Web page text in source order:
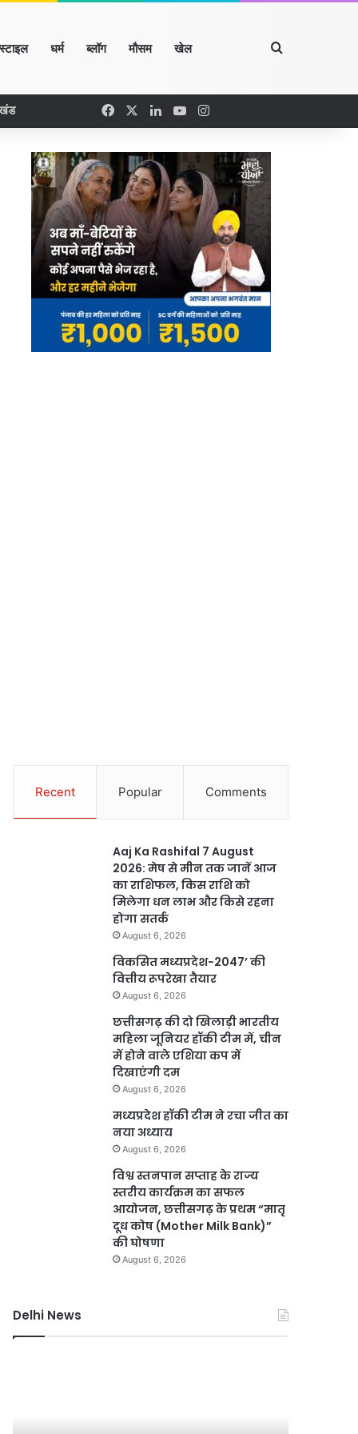
धर्म ब्लॉग मौसम खेल Search for
FacebookLinkedIn
YouTubeInstagram
Recent Popular Comments
Aaj Ka Rashifal 7 August
2026: मेष से मीन तक जानें आज
का राशिफल, किस राशि को
मिलेगा धन लाभ और किसे रहना
होगा सतर्क
August 6, 2026
विकसित मध्यप्रदेश-2047’ की
वित्तीय रूपरेखा तैयार
August 6, 2026
छत्तीसगढ़ की दो खिलाड़ी भारतीय
महिला जूनियर हॉकी टीम में, चीन
में होने वाले एशिया कप में
दिखाएंगी दम
August 6, 2026
मध्यप्रदेश हॉकी टीम ने रचा जीत का
नया अध्याय
August 6, 2026
विश्व स्तनपान सप्ताह के राज्य
स्तरीय कार्यक्रम का सफल
आयोजन, छत्तीसगढ़ के प्रथम “मातृ
दूध कोष (Mother Milk Bank)”
की घोषणा
August 6, 2026
Delhi News